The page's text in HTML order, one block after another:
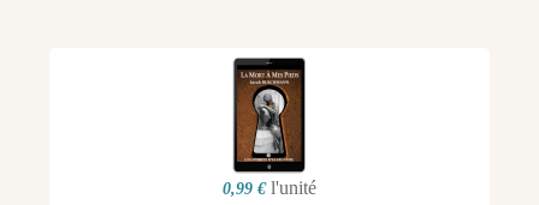
0,99 € l'unité